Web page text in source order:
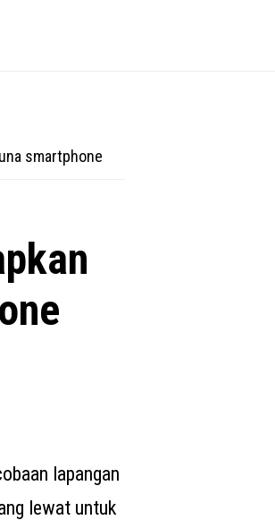
smartphone
lapangan
lewat untuk